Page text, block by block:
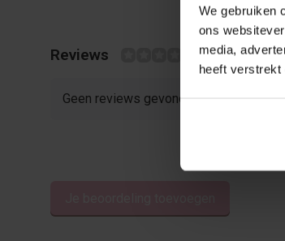
We gebruiken
ons
media,
heeft verstrekt
Reviews 0/10
Geen reviews gevonden